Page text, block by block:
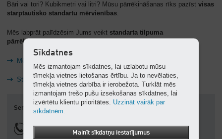
Bāri vai tori? Kubikmetri vai litri? Mūsu pārrēķināšanas rīks pazīst visas
starptautisko standartu mērvienības.
Mēs labprāt palīdzēsim Jums veikt standarta tilpuma
pārrēķinus
Mērvienību pārrēķins
Standarta kubikmetrs
Servisa numurs
371 29112940
Sīkdatnes
Mēs izmantojam sīkdatnes, lai uzlabotu mūsu
tīmekļa vietnes lietošanas ērtību. Ja to nevēlaties,
tīmekļa vietnes darbība ir ierobežota. Turklāt mēs
izmantojam trešo pušu izsekošanas sīkdatnes, lai
izvērtētu klientu prioritātes. Uzzināt vairāk par
sīkdatnēm.
Mainīt sīkdatņu iestatījumus